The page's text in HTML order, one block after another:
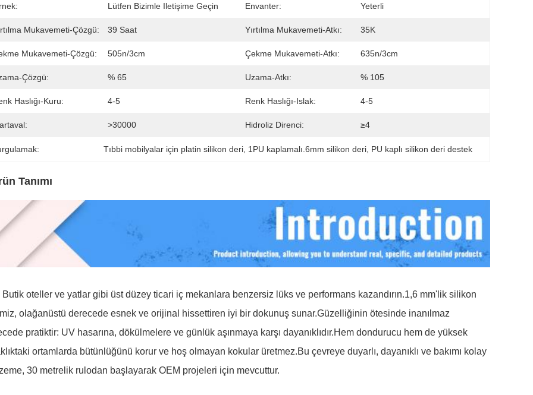
Lütfen Bizimle Iletişime Geçin Envanter: Yeterli
Mukavemeti-Çözgü: 39 Saat Yırtılma Mukavemeti-Atkı: 35K
Mukavemeti-Çözgü: 505n/3cm Çekme Mukavemeti-Atkı: 635n/3cm
Çözgü: % 65 Uzama-Atkı: % 105
Haslığı-Kuru: 4-5 Renk Haslığı-Islak: 4-5
>30000 Hidroliz Direnci: ≥4
Tıbbi mobilyalar için platin silikon deri 1PU kaplamalı.6mm silikon deri PU kaplı silikon deri destek
Tanımı
Butik oteller ve yatlar gibi üst düzey ticari iç mekanlara benzersiz lüks ve performans kazandırın.1,6 mm'lik silikon
olağanüstü derecede esnek ve orijinal hissettiren iyi bir dokunuş sunar.Güzelliğinin ötesinde inanılmaz
pratiktir: UV hasarına, dökülmelere ve günlük aşınmaya karşı dayanıklıdır.Hem dondurucu hem de yüksek
ortamlarda bütünlüğünü korur ve hoş olmayan kokular üretmez.Bu çevreye duyarlı, dayanıklı ve bakımı kolay
30 metrelik rulodan başlayarak OEM projeleri için mevcuttur.